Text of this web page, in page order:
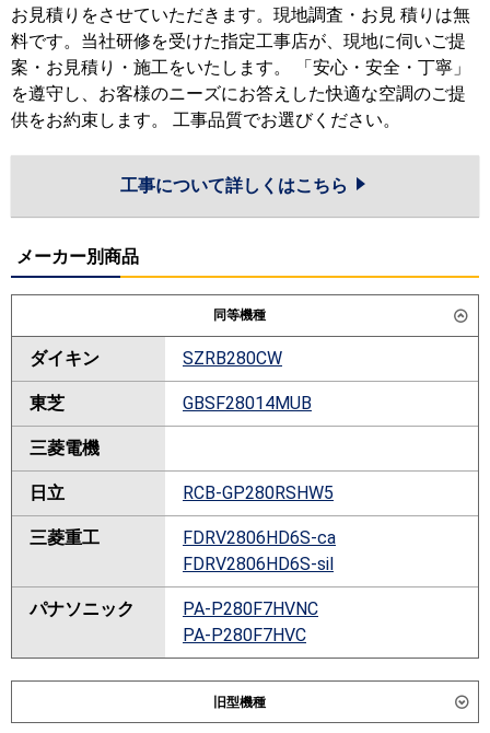
お見積りをさせていただきます。現地調査・お見 積りは無
料です。当社研修を受けた指定工事店が、現地に伺いご提
案・お見積り・施工をいたします。 「安心・安全・丁寧」
を遵守し、お客様のニーズにお答えした快適な空調のご提
供をお約束します。 工事品質でお選びください。
工事について詳しくはこちら
メーカー別商品
同等機種
ダイキン SZRB280CW
東芝 GBSF28014MUB
三菱電機
日立 RCB-GP280RSHW5
三菱重工
FDRV2806HD6S-ca
FDRV2806HD6S-sil
パナソニック
PA-P280F7HVNC
PA-P280F7HVC
旧型機種